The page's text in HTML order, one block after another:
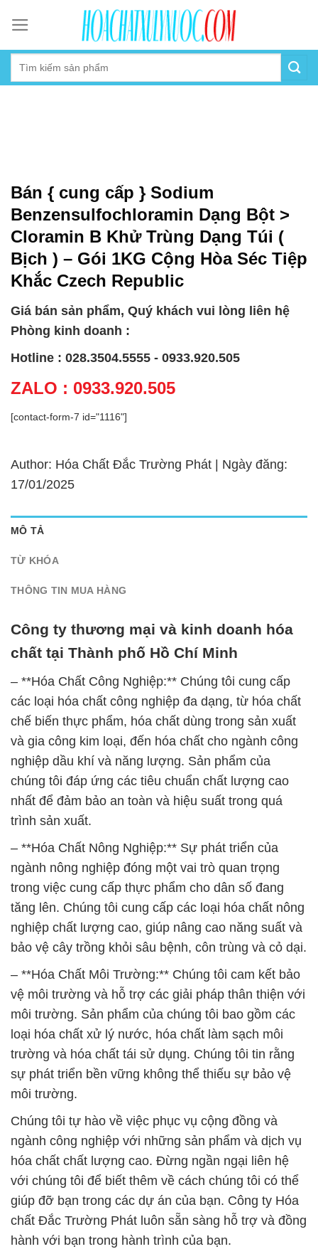
content
Bán { cung cấp } Sodium
Benzensulfochloramin Dạng Bột >
Cloramin B Khử Trùng Dạng Túi (
Bịch ) – Gói 1KG Cộng Hòa Séc Tiệp
Khắc Czech Republic
Giá bán sản phẩm, Quý khách vui lòng liên hệ
Phòng kinh doanh :
Hotline : 028.3504.5555 - 0933.920.505
ZALO : 0933.920.505
[contact-form-7 id="1116"]
Author: Hóa Chất Đắc Trường Phát | Ngày đăng:
17/01/2025
MÔ TẢ
TỪ KHÓA
THÔNG TIN MUA HÀNG
Công ty thương mại và kinh doanh hóa
chất tại Thành phố Hồ Chí Minh
– **Hóa Chất Công Nghiệp:** Chúng tôi cung cấp
các loại hóa chất công nghiệp đa dạng, từ hóa chất
chế biến thực phẩm, hóa chất dùng trong sản xuất
và gia công kim loại, đến hóa chất cho ngành công
nghiệp dầu khí và năng lượng. Sản phẩm của
chúng tôi đáp ứng các tiêu chuẩn chất lượng cao
nhất để đảm bảo an toàn và hiệu suất trong quá
trình sản xuất.
– **Hóa Chất Nông Nghiệp:** Sự phát triển của
ngành nông nghiệp đóng một vai trò quan trọng
trong việc cung cấp thực phẩm cho dân số đang
tăng lên. Chúng tôi cung cấp các loại hóa chất nông
nghiệp chất lượng cao, giúp nâng cao năng suất và
bảo vệ cây trồng khỏi sâu bệnh, côn trùng và cỏ dại.
– **Hóa Chất Môi Trường:** Chúng tôi cam kết bảo
vệ môi trường và hỗ trợ các giải pháp thân thiện với
môi trường. Sản phẩm của chúng tôi bao gồm các
loại hóa chất xử lý nước, hóa chất làm sạch môi
trường và hóa chất tái sử dụng. Chúng tôi tin rằng
sự phát triển bền vững không thể thiếu sự bảo vệ
môi trường.
Chúng tôi tự hào về việc phục vụ cộng đồng và
ngành công nghiệp với những sản phẩm và dịch vụ
hóa chất chất lượng cao. Đừng ngần ngại liên hệ
với chúng tôi để biết thêm về cách chúng tôi có thể
giúp đỡ bạn trong các dự án của bạn. Công ty Hóa
chất Đắc Trường Phát luôn sẵn sàng hỗ trợ và đồng
hành với bạn trong hành trình của bạn.